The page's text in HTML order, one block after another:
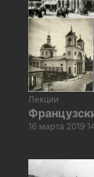
Лекции
16 марта 2019